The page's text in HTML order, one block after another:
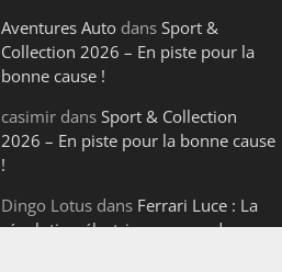
Aventures Auto dansSport &
Collection 2026 – En piste pour la
bonne cause !
casimir dansSport & Collection
2026 – En piste pour la bonne cause
!
Dingo Lotus dans Ferrari Luce : La
révolution électrique venue de